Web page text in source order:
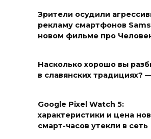
Зрители осудили
рекламу смартфонов
новом фильме про
Насколько хорошо вы
в славянских традициях?
Google Pixel Watch 5:
характеристики и цена
смарт-часов утекли в сеть